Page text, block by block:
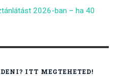
2026-ban – ha 40
ITT MEGTEHETED!